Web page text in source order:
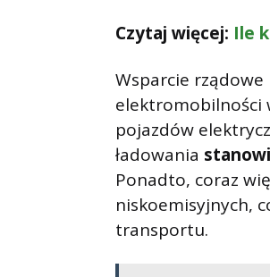
Czytaj więcej: Ile
Wsparcie
elektromobilności
pojazdów
ładowania
Ponadto, coraz
niskoemisyjnych,
transportu.